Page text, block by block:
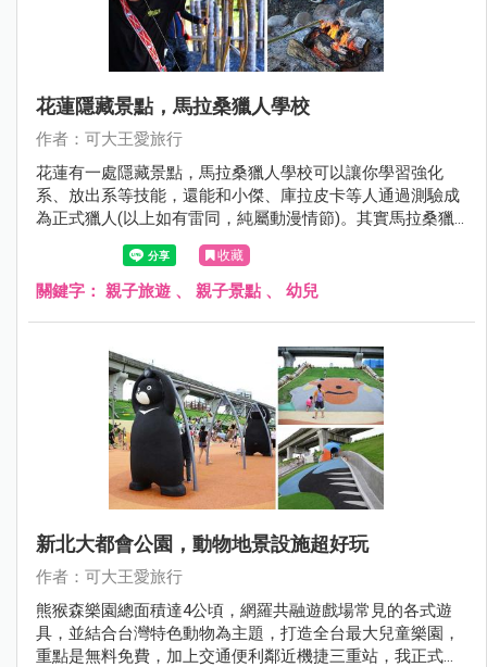
花蓮隱藏景點，馬拉桑獵人學校
作者：可大王愛旅行
花蓮有一處隱藏景點，馬拉桑獵人學校可以讓你學習強化
系、放出系等技能，還能和小傑、庫拉皮卡等人通過測驗成
為正式獵人(以上如有雷同，純屬動漫情節)。其實馬拉桑獵
人學校可以讓遊客體驗射山豬、設陷阱以及撒網捕魚，還有
竹筒飯DIY、喝小米酒烤肉。想玩點不一樣的花蓮嗎? 來當個
一日原民獵人吧，好玩又好笑。
收藏
關鍵字： 親子旅遊 、 親子景點 、 幼兒
新北大都會公園，動物地景設施超好玩
作者：可大王愛旅行
熊猴森樂園總面積達4公頃，網羅共融遊戲場常見的各式遊
具，並結合台灣特色動物為主題，打造全台最大兒童樂園，
重點是無料免費，加上交通便利鄰近機捷三重站，我正式宣